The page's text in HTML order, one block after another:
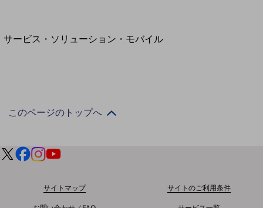
サービス・ソリューション・モバイル
カテゴリーで探すTOP
クラウド・データセンター
セキュリティ
このページのトップへ
サイトマップ
サイトのご利用条件